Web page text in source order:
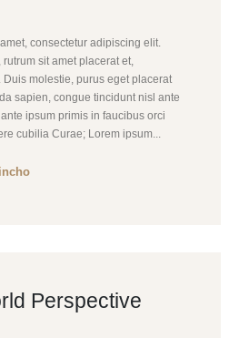
consectetur adipiscing elit.
sit amet placerat et,
molestie, purus eget placerat
sapien, congue tincidunt nisl ante
ipsum primis in faucibus orci
cubilia Curae; Lorem ipsum...
Perspective